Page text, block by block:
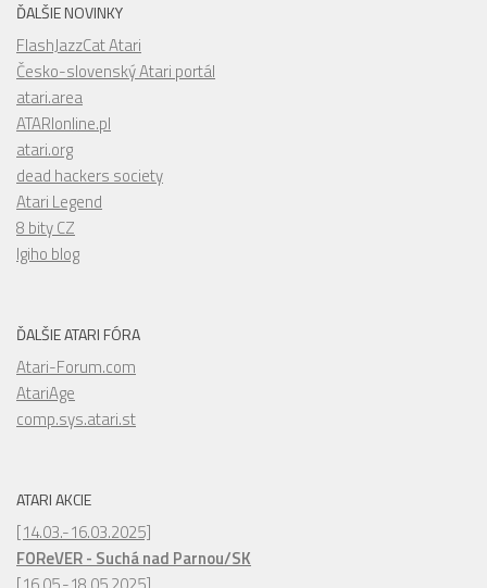
ĎALŠIE NOVINKY
FlashJazzCat Atari
Česko-slovenský Atari portál
atari.area
ATARIonline.pl
atari.org
dead hackers society
Atari Legend
8 bity CZ
Igiho blog
ĎALŠIE ATARI FÓRA
Atari-Forum.com
AtariAge
comp.sys.atari.st
ATARI AKCIE
[14.03.-16.03.2025]
FOReVER - Suchá nad Parnou/SK